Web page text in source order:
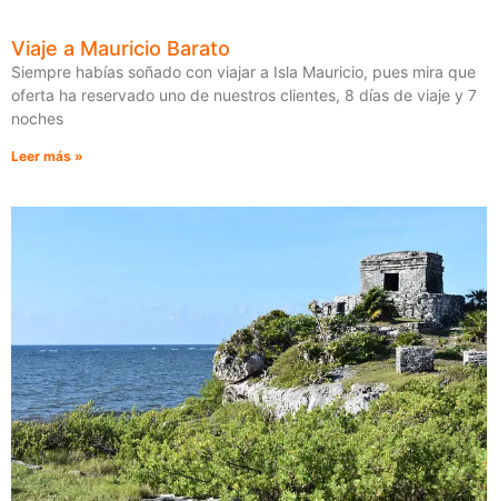
Viaje a Mauricio Barato
Siempre habías soñado con viajar a Isla Mauricio, pues mira que
oferta ha reservado uno de nuestros clientes, 8 días de viaje y 7
noches
Leer más »